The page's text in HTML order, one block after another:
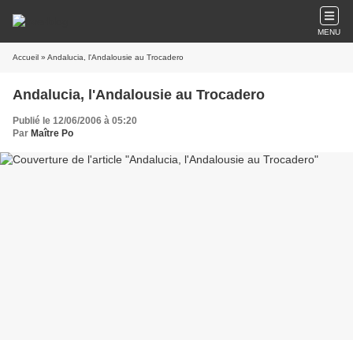
MENU
Accueil » Andalucia, l'Andalousie au Trocadero
Andalucia, l'Andalousie au Trocadero
Publié le 12/06/2006 à 05:20
Par Maître Po